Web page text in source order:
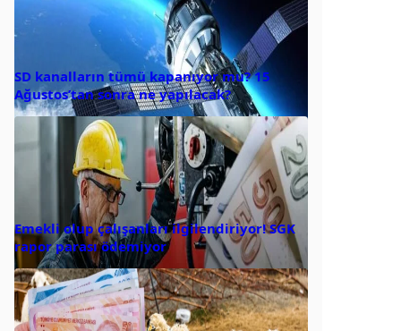
SD kanalların tümü kapanıyor mu? 15
Ağustos’tan sonra ne yapılacak?
Emekli olup çalışanları ilgilendiriyor! SGK
rapor parası ödemiyor